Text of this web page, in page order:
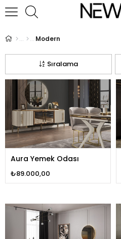
Modern
Sıralama
Aura Yemek Odası
₺89.000,00